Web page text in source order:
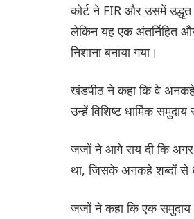
कोर्ट ने FIR और उसमें
लेकिन यह एक अंतर्निहित
निशाना बनाया गया।
खंडपीठ ने कहा कि वे अनकहे
उन्हें विशिष्ट धार्मिक
जजों ने आगे राय दी कि अगर
था, जिसके अनकहे शब्दों से
जजों ने कहा कि एक